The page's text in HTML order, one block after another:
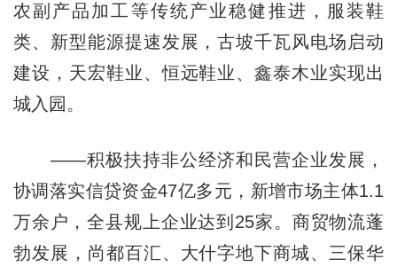
农副产品加工等传统产业稳健推进，服装鞋
类、新型能源提速发展，古坡千瓦风电场启动
建设，天宏鞋业、恒远鞋业、鑫泰木业实现出
城入园。
——积极扶持非公经济和民营企业发展，
协调落实信贷资金47亿多元，新增市场主体1.1
万余户，全县规上企业达到25家。商贸物流蓬
勃发展，尚都百汇、大什字地下商城、三保华